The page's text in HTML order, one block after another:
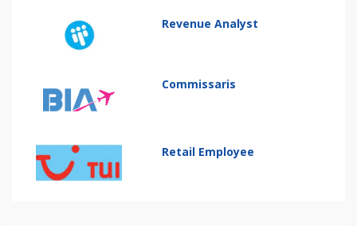
Revenue Analyst
Commissaris
Retail Employee